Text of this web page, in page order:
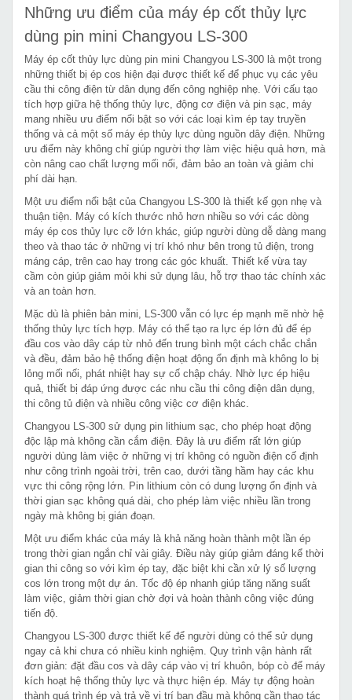
Những ưu điểm của máy ép cốt thủy lực
dùng pin mini Changyou LS-300
Máy ép cốt thủy lực dùng pin mini Changyou LS-300 là một trong
những thiết bị ép cos hiện đại được thiết kế để phục vụ các yêu
cầu thi công điện từ dân dụng đến công nghiệp nhẹ. Với cấu tạo
tích hợp giữa hệ thống thủy lực, động cơ điện và pin sạc, máy
mang nhiều ưu điểm nổi bật so với các loại kìm ép tay truyền
thống và cả một số máy ép thủy lực dùng nguồn dây điện. Những
ưu điểm này không chỉ giúp người thợ làm việc hiệu quả hơn, mà
còn nâng cao chất lượng mối nối, đảm bảo an toàn và giảm chi
phí dài hạn.
Một ưu điểm nổi bật của Changyou LS-300 là thiết kế gọn nhẹ và
thuận tiện. Máy có kích thước nhỏ hơn nhiều so với các dòng
máy ép cos thủy lực cỡ lớn khác, giúp người dùng dễ dàng mang
theo và thao tác ở những vị trí khó như bên trong tủ điện, trong
máng cáp, trên cao hay trong các góc khuất. Thiết kế vừa tay
cầm còn giúp giảm mỏi khi sử dụng lâu, hỗ trợ thao tác chính xác
và an toàn hơn.
Mặc dù là phiên bản mini, LS-300 vẫn có lực ép mạnh mẽ nhờ hệ
thống thủy lực tích hợp. Máy có thể tạo ra lực ép lớn đủ để ép
đầu cos vào dây cáp từ nhỏ đến trung bình một cách chắc chắn
và đều, đảm bảo hệ thống điện hoạt động ổn định mà không lo bị
lỏng mối nối, phát nhiệt hay sự cố chập cháy. Nhờ lực ép hiệu
quả, thiết bị đáp ứng được các nhu cầu thi công điện dân dụng,
thi công tủ điện và nhiều công việc cơ điện khác.
Changyou LS-300 sử dụng pin lithium sạc, cho phép hoạt động
độc lập mà không cần cắm điện. Đây là ưu điểm rất lớn giúp
người dùng làm việc ở những vị trí không có nguồn điện cố định
như công trình ngoài trời, trên cao, dưới tầng hầm hay các khu
vực thi công rộng lớn. Pin lithium còn có dung lượng ổn định và
thời gian sạc không quá dài, cho phép làm việc nhiều lần trong
ngày mà không bị gián đoạn.
Một ưu điểm khác của máy là khả năng hoàn thành một lần ép
trong thời gian ngắn chỉ vài giây. Điều này giúp giảm đáng kể thời
gian thi công so với kìm ép tay, đặc biệt khi cần xử lý số lượng
cos lớn trong một dự án. Tốc độ ép nhanh giúp tăng năng suất
làm việc, giảm thời gian chờ đợi và hoàn thành công việc đúng
tiến độ.
Changyou LS-300 được thiết kế để người dùng có thể sử dụng
ngay cả khi chưa có nhiều kinh nghiệm. Quy trình vận hành rất
đơn giản: đặt đầu cos và dây cáp vào vị trí khuôn, bóp cò để máy
kích hoạt hệ thống thủy lực và thực hiện ép. Máy tự động hoàn
thành quá trình ép và trả về vị trí ban đầu mà không cần thao tác